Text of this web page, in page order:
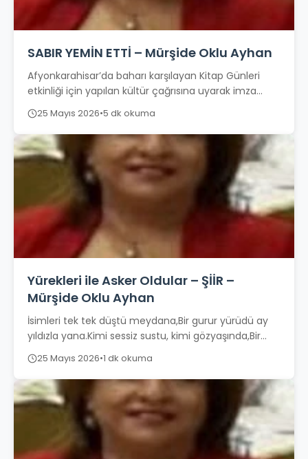
SABIR YEMİN ETTİ – Mürşide Oklu Ayhan
Afyonkarahisar’da baharı karşılayan Kitap Günleri
etkinliği için yapılan kültür çağrısına uyarak imza
gününe geldiğimde, beni bambaşka bir duygu selinin
beklediğini...
25 Mayıs 2026•5 dk okuma
Yürekleri ile Asker Oldular – ŞİİR –
Mürşide Oklu Ayhan
İsimleri tek tek düştü meydana,Bir gurur yürüdü ay
yıldızla yana.Kimi sessiz sustu, kimi gözyaşında,Bir
vatan çarpıyordu her bir yanında. Titriyordu...
25 Mayıs 2026•1 dk okuma